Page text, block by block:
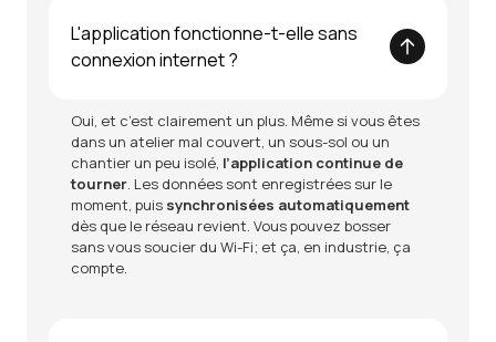
L'application fonctionne-t-elle sans
connexion internet ?
Oui, et c’est clairement un plus. Même si vous êtes
dans un atelier mal couvert, un sous-sol ou un
chantier un peu isolé, l’application continue de
tourner. Les données sont enregistrées sur le
moment, puis synchronisées automatiquement
dès que le réseau revient. Vous pouvez bosser
sans vous soucier du Wi-Fi; et ça, en industrie, ça
compte.